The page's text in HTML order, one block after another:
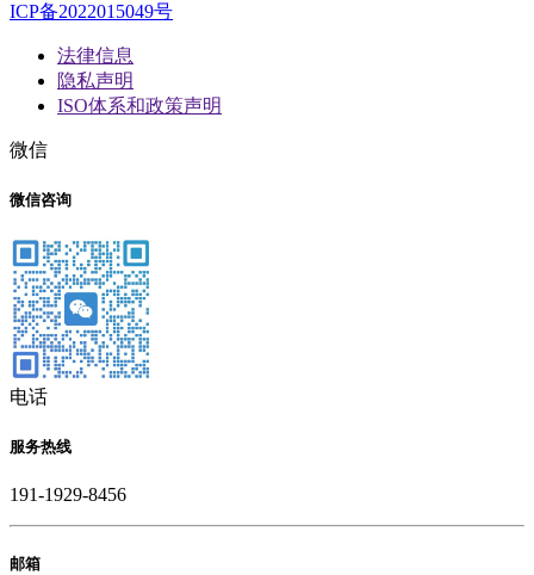
ICP备2022015049号
法律信息
隐私声明
ISO体系和政策声明
微信
微信咨询
电话
服务热线
191-1929-8456
邮箱